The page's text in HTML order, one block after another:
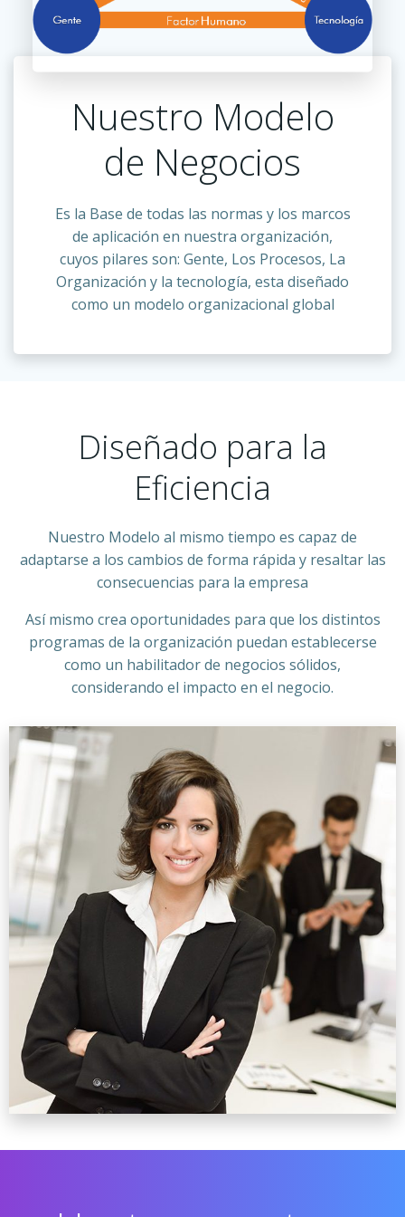
Nuestro Modelo
de Negocios
Es la Base de todas las normas y los marcos
de aplicación en nuestra organización,
cuyos pilares son: Gente, Los Procesos, La
Organización y la tecnología, esta diseñado
como un modelo organizacional global
Diseñado para la
Eficiencia
Nuestro Modelo al mismo tiempo es capaz de
adaptarse a los cambios de forma rápida y resaltar las
consecuencias para la empresa
Así mismo crea oportunidades para que los distintos
programas de la organización puedan establecerse
como un habilitador de negocios sólidos,
considerando el impacto en el negocio.